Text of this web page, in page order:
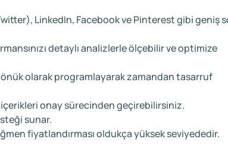
LinkedIn, Facebook ve Pinterest gibi geniş
detaylı analizlerle ölçebilir ve optimize
olarak programlayarak zamandan tasarruf
içerikleri onay sürecinden geçirebilirsiniz.
sunar.
fiyatlandırması oldukça yüksek seviyededir.